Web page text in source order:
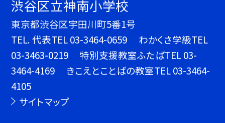
渋谷区立神南小学校
東京都渋谷区宇田川町5番1号
TEL.代表TEL 03-3464-0659 わかくさ学級TEL
03-3463-0219 特別支援教室ふたばTEL 03-
3464-4169 きこえとことばの教室TEL 03-3464-
4105
サイトマップ